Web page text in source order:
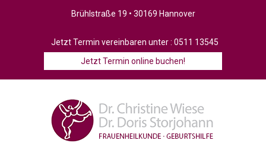
Brühlstraße 19 • 30169 Hannover
Jetzt Termin vereinbaren unter : 0511 13545
Jetzt Termin online buchen!